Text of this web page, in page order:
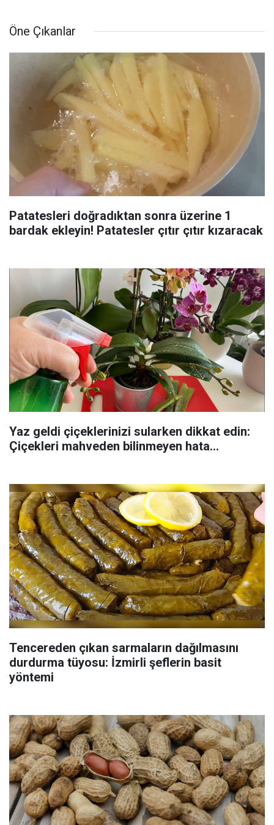
Öne Çıkanlar
Patatesleri doğradıktan sonra üzerine 1
bardak ekleyin! Patatesler çıtır çıtır kızaracak
Yaz geldi çiçeklerinizi sularken dikkat edin:
Çiçekleri mahveden bilinmeyen hata...
Tencereden çıkan sarmaların dağılmasını
durdurma tüyosu: İzmirli şeflerin basit
yöntemi